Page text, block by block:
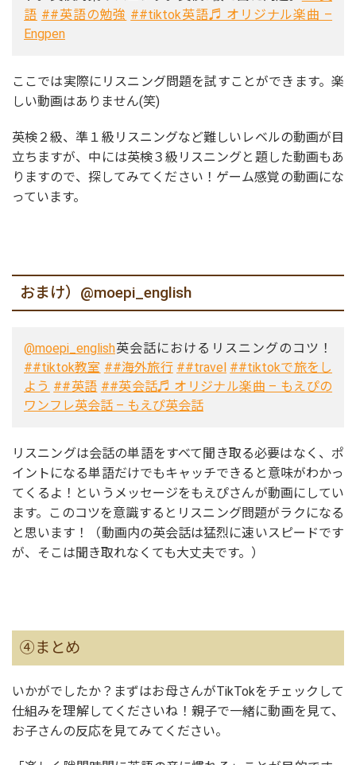
語 ##英語の勉強 ##tiktok英語♬ オリジナル楽曲 –
Engpen
ここでは実際にリスニング問題を試すことができます。楽
しい動画はありません(笑)
英検２級、準１級リスニングなど難しいレベルの動画が目
立ちますが、中には英検３級リスニングと題した動画もあ
りますので、探してみてください！ゲーム感覚の動画にな
っています。
おまけ）@moepi_english
@moepi_english英会話におけるリスニングのコツ！
##tiktok教室 ##海外旅行 ##travel ##tiktokで旅をし
よう ##英語 ##英会話♬ オリジナル楽曲 – もえぴの
ワンフレ英会話 – もえぴ英会話
リスニングは会話の単語をすべて聞き取る必要はなく、ポ
イントになる単語だけでもキャッチできると意味がわかっ
てくるよ！というメッセージをもえぴさんが動画にしてい
ます。このコツを意識するとリスニング問題がラクになる
と思います！（動画内の英会話は猛烈に速いスピードです
が、そこは聞き取れなくても大丈夫です。）
④まとめ
いかがでしたか？まずはお母さんがTikTokをチェックして
仕組みを理解してくださいね！親子で一緒に動画を見て、
お子さんの反応を見てみてください。